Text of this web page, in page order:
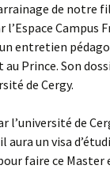
de notre
l’Espace Campus
un entretien
au Prince. Son
de Cergy.
l’université de
aura un visa
faire ce Master